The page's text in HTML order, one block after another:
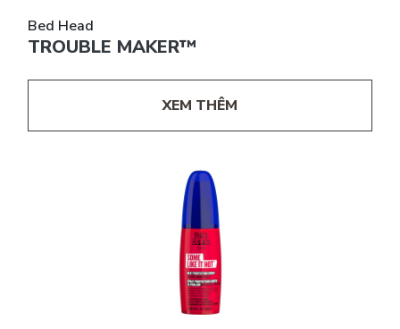
Bed Head
TROUBLE MAKER™
XEM THÊM